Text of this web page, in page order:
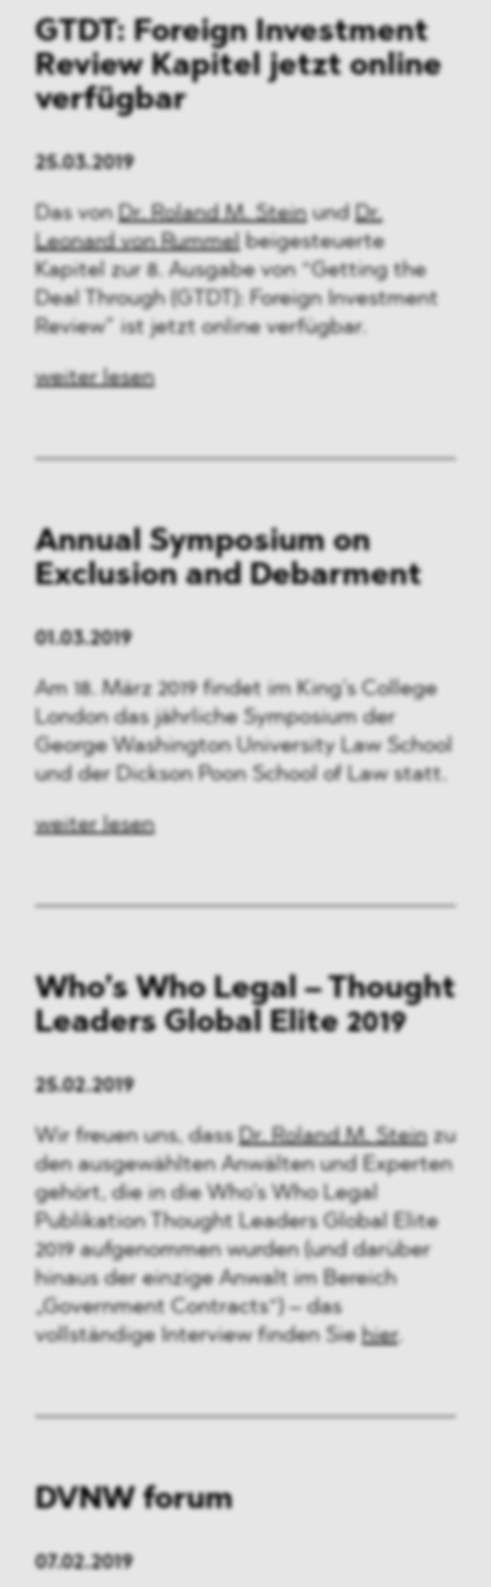
GTDT: Foreign Investment
Review Kapitel jetzt online
verfügbar
25.03.2019
Das von Dr. Roland M. Steinund Dr.
Leonard von Rummel beigesteuerte
Kapitel zur 8. Ausgabe von “Getting the
Deal Through (GTDT): Foreign Investment
Review” ist jetzt online verfügbar.
weiter lesen
Annual Symposium on
Exclusion and Debarment
01.03.2019
Am 18. März 2019 findet im King’s College
London das jährliche Symposium der
George Washington University Law School
und der Dickson Poon School of Law statt.
weiter lesen
Who’s Who Legal – Thought
Leaders Global Elite 2019
25.02.2019
Wir freuen uns, dass Dr. Roland M. Steinzu
den ausgewählten Anwälten und Experten
gehört, die in die Who’s Who Legal
Publikation Thought Leaders Global Elite
2019 aufgenommen wurden (und darüber
hinaus der einzige Anwalt im Bereich
„Government Contracts“) – das
vollständige Interview finden Sie hier.
DVNW forum
07.02.2019